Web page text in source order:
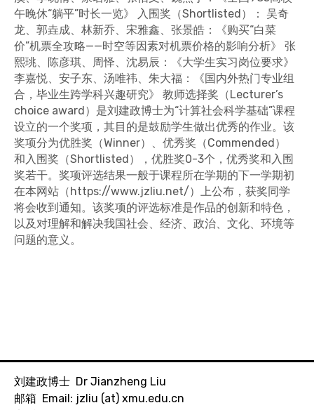
午晚休“躺平”时长一览》 入围奖（Shortlisted）： 吴奇
龙、郭垚成、林新乔、宋雅鑫、张景皓：《购买“白菜
价”机票全攻略——时空等因素对机票价格的影响分析》 张
熙珧、陈彦琪、周怿、沈易辰：《大学生实习岗位要求》
李嘉悦、安子东、汤唯祎、朱大福：《国内外热门专业组
合，毕业生跨学科兴趣研究》 教师选择奖（Lecturer’s
choice award）是刘建政博士为“计算社会科学基础”课程
设立的一个奖项，其目的是鼓励学生做出优秀的作业。该
奖项分为优胜奖（Winner）、优秀奖（Commended）
和入围奖（Shortlisted），优胜奖0-3个，优秀奖和入围
奖若干。奖项评选结果一般于课程所在学期的下一学期初
在本网站（https://www.jzliu.net/）上公布，获奖同学
将会收到通知。该奖项的评选标准是作品的创新和特色，
以及对理解和解决我国社会、经济、政治、文化、环境等
问题的意义。
刘建政博士 Dr Jianzheng Liu
邮箱 Email: jzliu (at) xmu.edu.cn